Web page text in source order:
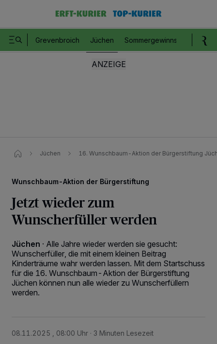
Grevenbroich Jüchen Sommergewinnspiel
Jüchen 16. Wunschbaum-Aktion der Bürgerstiftung
Wunschbaum-Aktion der Bürgerstiftung
Jetzt wieder zum
Wunscherfüller werden
Jüchen · Alle Jahre wieder werden sie gesucht:
Wunscherfüller, die mit einem kleinen Beitrag
Kinderträume wahr werden lassen. Mit dem Startschuss
für die 16. Wunschbaum-Aktion der Bürgerstiftung
Jüchen können nun alle wieder zu Wunscherfüllern
werden.
08.11.2025 , 08:00 Uhr 3 Minuten Lesezeit